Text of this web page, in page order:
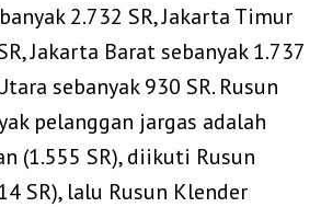
2.732 SR, Jakarta Timur
Jakarta Barat sebanyak 1.737
sebanyak 930 SR. Rusun
pelanggan jargas adalah
(1.555 SR), diikuti Rusun
SR), lalu Rusun Klender